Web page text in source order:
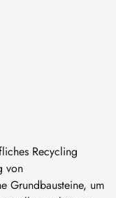
Recycling
von
Grundbausteine, um